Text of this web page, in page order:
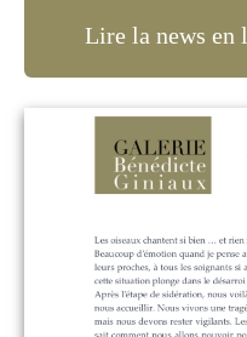
Lire la news en